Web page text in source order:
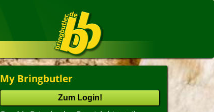
My Bringbutler